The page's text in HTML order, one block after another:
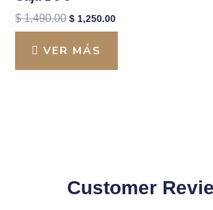
$1,490.00 $ 1,250.00
VER MÁS
Customer